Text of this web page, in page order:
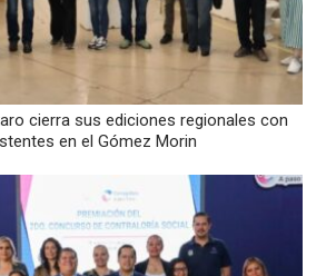
cierra sus ediciones regionales con
en el Gómez Morin